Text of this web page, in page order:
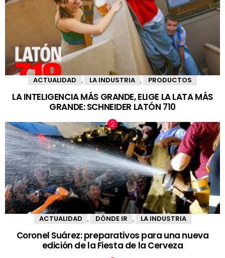
ACTUALIDAD LA INDUSTRIA PRODUCTOS
LA INTELIGENCIA MÁS GRANDE, ELIGE LA LATA MÁS
GRANDE: SCHNEIDER LATÓN 710
ACTUALIDAD DÓNDE IR LA INDUSTRIA
Coronel Suárez: preparativos para una nueva
edición de la Fiesta de la Cerveza